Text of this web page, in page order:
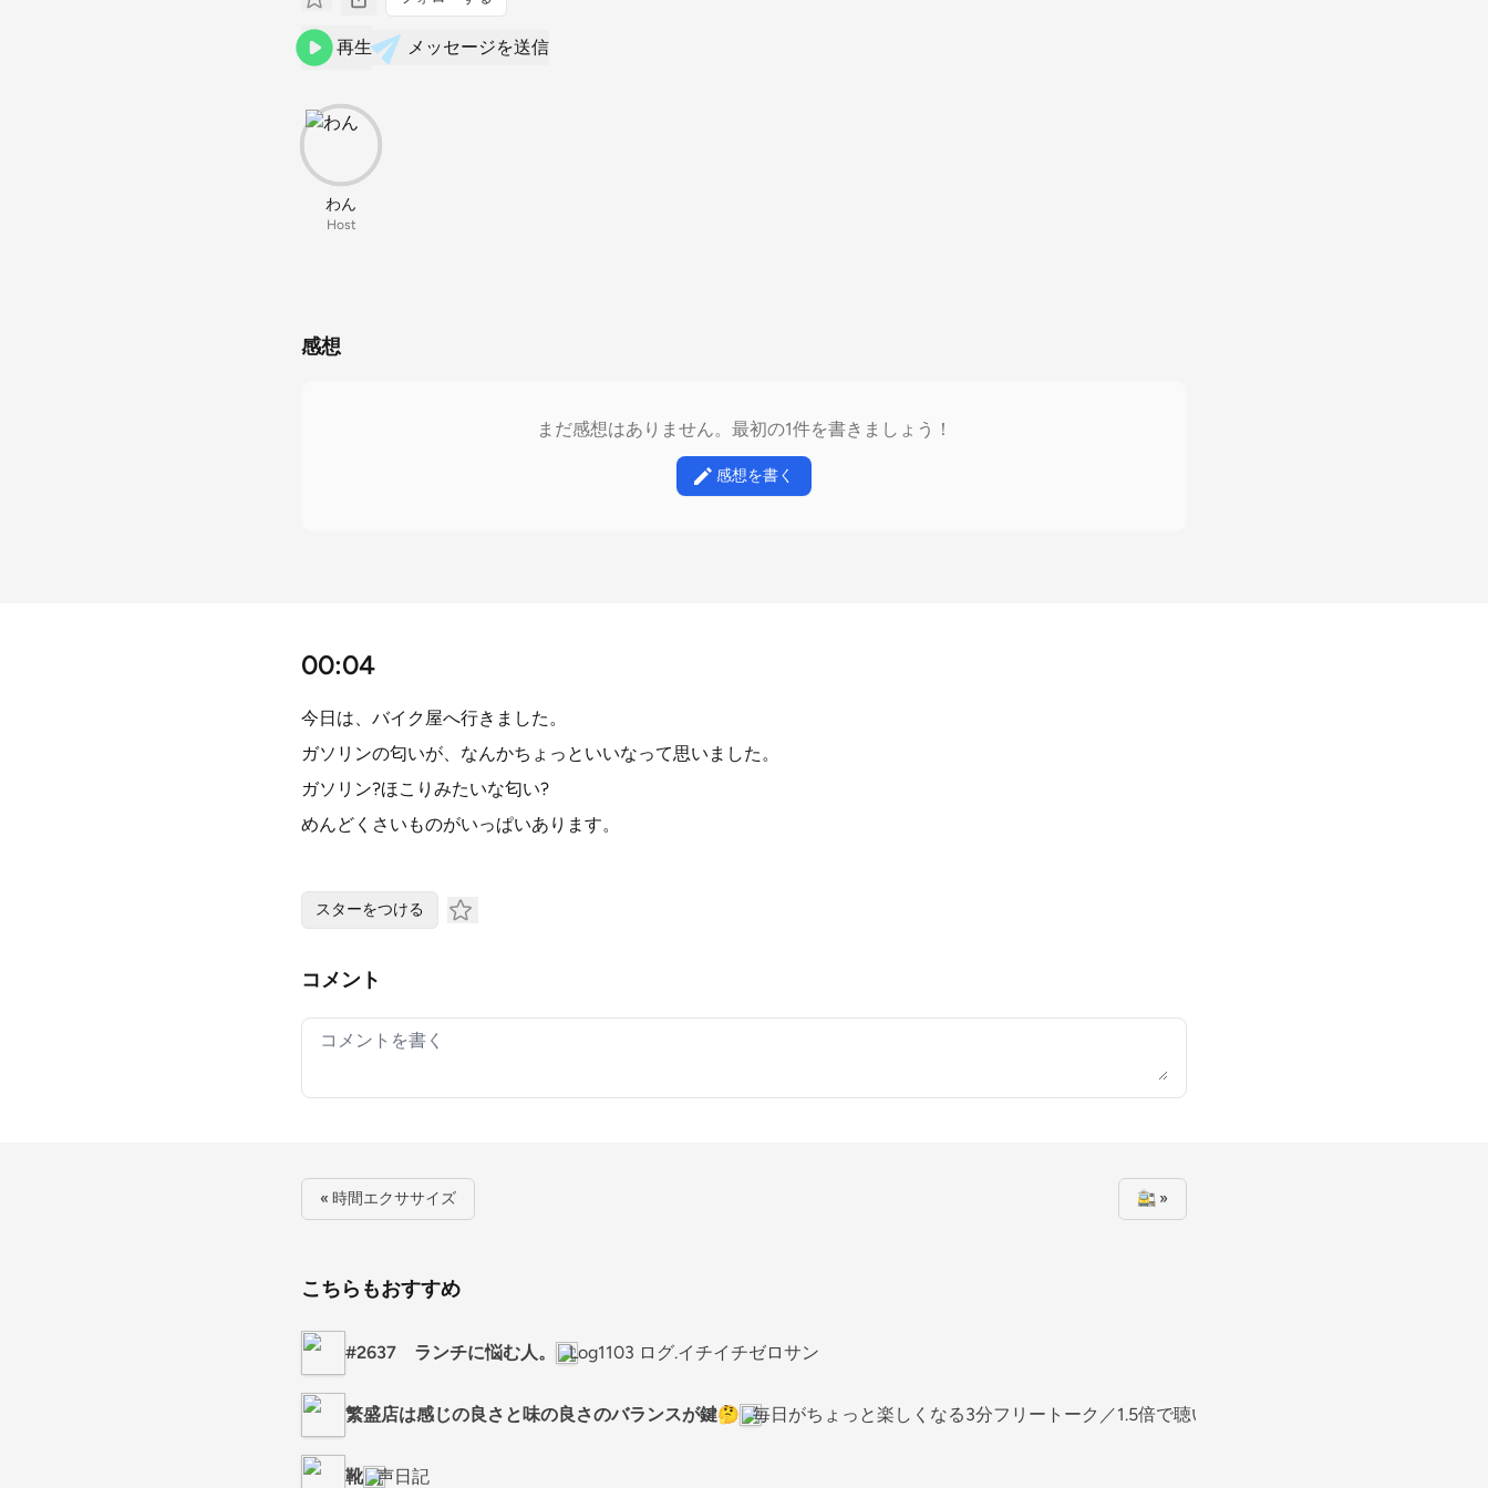
再生 メッセージを送信
わん
Host
感想
まだ感想はありません。最初の1件を書きましょう！
感想を書く
00:04
今日は、バイク屋へ行きました。
ガソリンの匂いが、なんかちょっといいなって思いました。
ガソリン?ほこりみたいな匂い?
めんどくさいものがいっぱいあります。
スターをつける
コメント
Your comment
« 時間エクササイズ 🚉 »
こちらもおすすめ
#2637 ランチに悩む人。 Log1103 ログ.イチイチゼロサン
繁盛店は感じの良さと味の良さのバランスが鍵🤔 毎日がちょっと楽しくなる3分フリートーク／1.5倍で聴いて下さいね
靴 声日記